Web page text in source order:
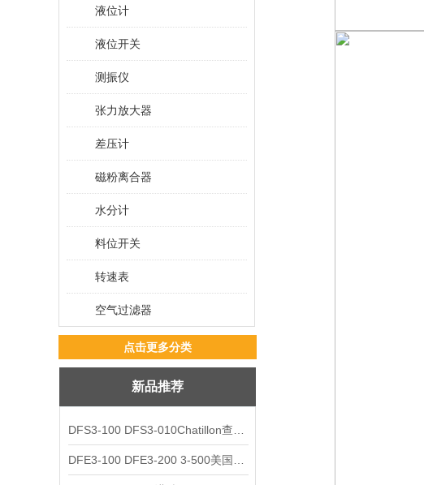
液位计
液位开关
测振仪
张力放大器
差压计
磁粉离合器
水分计
料位开关
转速表
空气过滤器
点击更多分类
新品推荐